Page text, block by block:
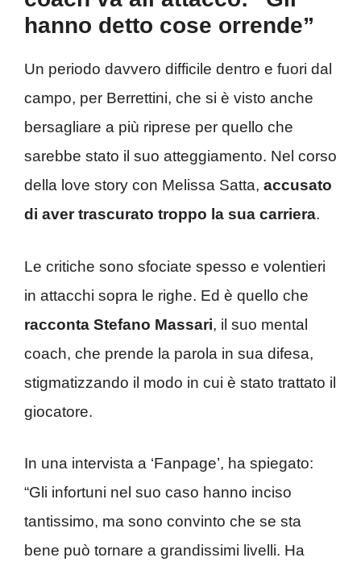
hanno detto cose orrende”
Un periodo davvero difficile dentro e fuori dal
campo, per Berrettini, che si è visto anche
bersagliare a più riprese per quello che
sarebbe stato il suo atteggiamento. Nel corso
della love story con Melissa Satta, accusato
di aver trascurato troppo la sua carriera.
Le critiche sono sfociate spesso e volentieri
in attacchi sopra le righe. Ed è quello che
racconta Stefano Massari, il suo mental
coach, che prende la parola in sua difesa,
stigmatizzando il modo in cui è stato trattato il
giocatore.
In una intervista a ‘Fanpage’, ha spiegato:
“Gli infortuni nel suo caso hanno inciso
tantissimo, ma sono convinto che se sta
bene può tornare a grandissimi livelli. Ha